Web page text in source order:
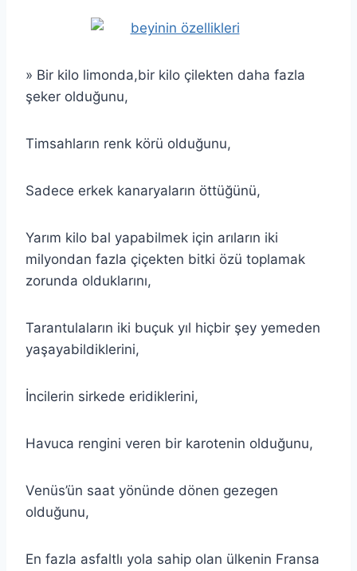
» Bir kilo limonda,bir kilo çilekten daha fazla
şeker olduğunu,
Timsahların renk körü olduğunu,
Sadece erkek kanaryaların öttüğünü,
Yarım kilo bal yapabilmek için arıların iki
milyondan fazla çiçekten bitki özü toplamak
zorunda olduklarını,
Tarantulaların iki buçuk yıl hiçbir şey yemeden
yaşayabildiklerini,
İncilerin sirkede eridiklerini,
Havuca rengini veren bir karotenin olduğunu,
Venüs’ün saat yönünde dönen gezegen
olduğunu,
En fazla asfaltlı yola sahip olan ülkenin Fransa